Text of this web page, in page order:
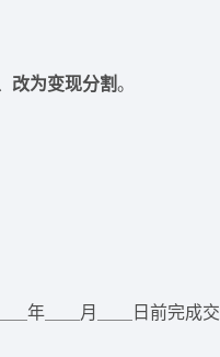
改为变现分割。
＿年＿＿月＿＿日前完成交